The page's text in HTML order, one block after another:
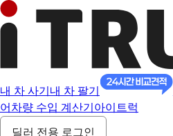
내 차 사기 내 차 팔기
어 차량 수입 계산기 아이트럭
딜러 전용 로그인